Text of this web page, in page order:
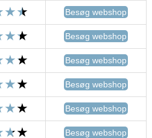
Besøg webshop
Besøg webshop
Besøg webshop
Besøg webshop
Besøg webshop
Besøg webshop